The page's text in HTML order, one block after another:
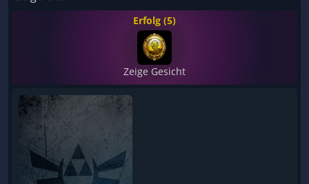
Erfolg (5)
Zeige Gesicht